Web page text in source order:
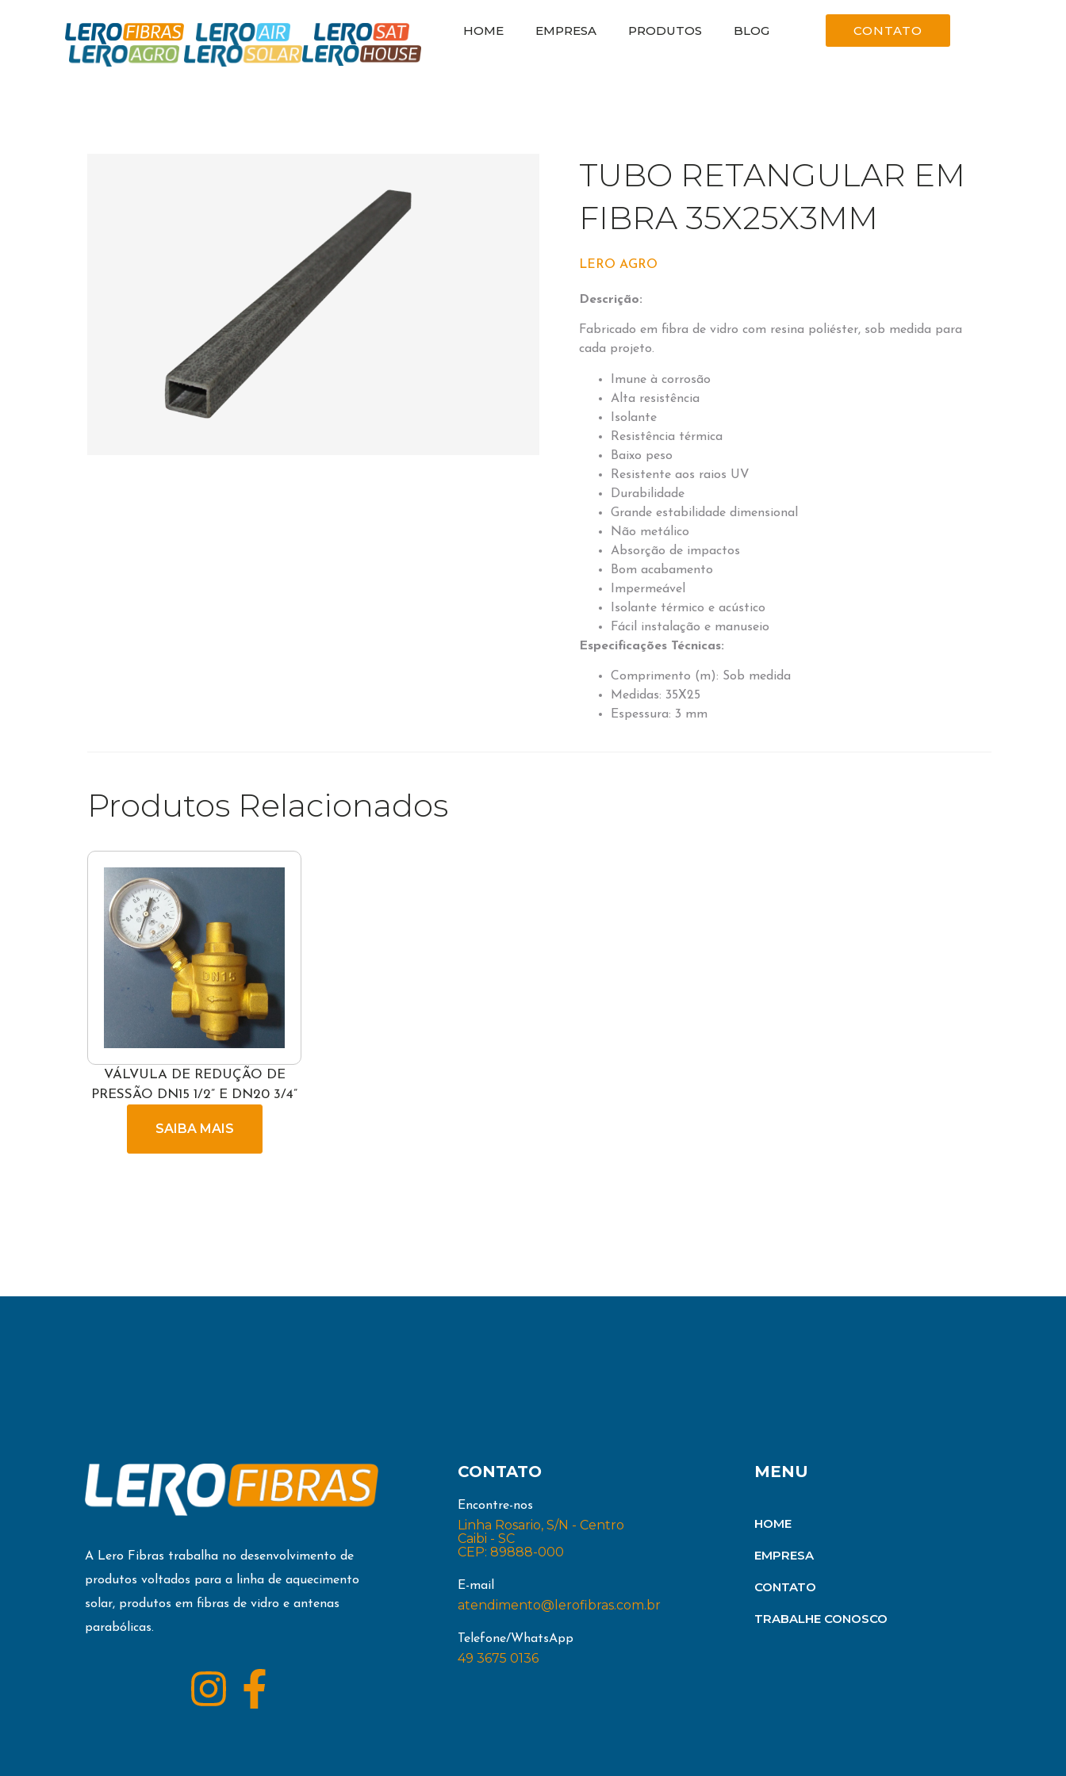
HOME EMPRESA PRODUTOS BLOG CONTATO
TUBO RETANGULAR EM
FIBRA 35X25X3MM
LERO AGRO
Descrição:
Fabricado em fibra de vidro com resina poliéster, sob medida para
cada projeto.
Imune à corrosão
Alta resistência
Isolante
Resistência térmica
Baixo peso
Resistente aos raios UV
Durabilidade
Grande estabilidade dimensional
Não metálico
Absorção de impactos
Bom acabamento
Impermeável
Isolante térmico e acústico
Fácil instalação e manuseio
Especificações Técnicas:
Comprimento (m): Sob medida
Medidas: 35X25
Espessura: 3 mm
Produtos Relacionados
VÁLVULA DE REDUÇÃO DE
PRESSÃO DN15 1/2” E DN20 3/4”
SAIBA MAIS
A Lero Fibras trabalha no desenvolvimento de
produtos voltados para a linha de aquecimento
solar, produtos em fibras de vidro e antenas
parabólicas.
CONTATO
Encontre-nos
Linha Rosario, S/N - Centro
Caibi - SC
CEP: 89888-000
E-mail
atendimento@lerofibras.com.br
Telefone/WhatsApp
49 3675 0136
MENU
HOME
EMPRESA
CONTATO
TRABALHE CONOSCO